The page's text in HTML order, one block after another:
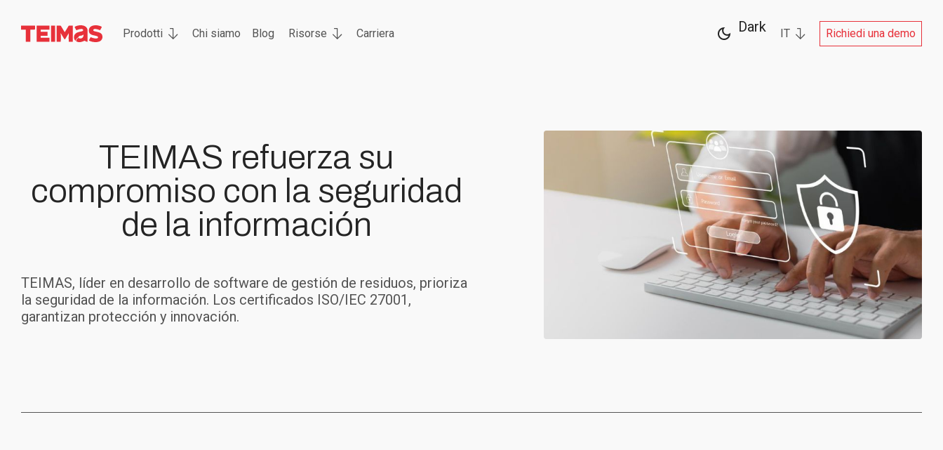
Prodotti Chi siamo Blog Risorse Carriera Richiedi una demo
IT
Dark
TEIMAS refuerza su
compromiso con la seguridad
de la información
TEIMAS, líder en desarrollo de software de gestión de residuos, prioriza
la seguridad de la información. Los certificados ISO/IEC 27001,
garantizan protección y innovación.